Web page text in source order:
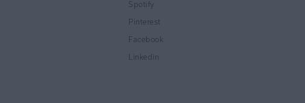
Spotify
Pinterest
Facebook
Linkedin